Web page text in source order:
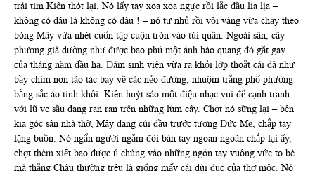
trái tim Kiên thót lại. Nó lấy tay xoa xoa ngực rồi lắc đầu lia lịa –
không có đâu là không có đâu ! – nó tự nhủ rồi vội vàng vừa chạy theo
bóng Mây vừa nhét cuốn tập cuộn tròn vào túi quần. Ngoài sân, cây
phượng già dường như được bao phủ một ánh hào quang đỏ gắt gay
của tháng năm đầu hạ. Đám sinh viên vừa ra khỏi lớp thoắt cái đã như
bầy chim non táo tác bay về các nẻo đường, nhuộm trắng phố phường
bằng sắc áo tinh khôi. Kiên huýt sáo một điệu nhạc vui để cạnh tranh
với lũ ve sầu đang ran ran trên những lùm cây. Chợt nó sững lại – bên
kia góc sân nhà thờ, Mây đang cúi đầu trước tượng Đức Mẹ, chắp tay
lặng buồn. Nó ngẩn người ngắm đôi bàn tay ngoan ngoãn chắp lại ấy,
chợt thèm xiết bao được ủ chúng vào những ngón tay vuông vức to bè
mà thằng Châu thường trêu là giống mấy cái dùi đục của thợ mộc. Nó